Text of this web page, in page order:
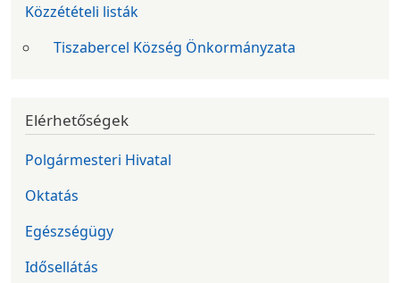
Közzétételi listák
Tiszabercel Község Önkormányzata
Elérhetőségek
Polgármesteri Hivatal
Oktatás
Egészségügy
Idősellátás